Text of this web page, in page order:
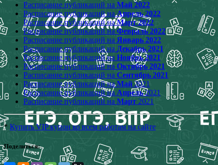
Расписание публикаций на Май 2022
Расписание публикаций наАпрель 2022
Расписание публикаций наМарт 2022
Расписание публикаций наФевраль 2022
Расписание публикаций на Январь 2022
Расписание публикаций на Декабрь 2021
Расписание публикаций на Ноябрь 2021
Расписание публикаций на Октябрь 2021
Расписание публикаций на Сентябрь 2021
Расписание публикаций наМай2021
Расписание публикаций на Апрель2021
Расписание публикаций на Март 2021
* Купить VIP купон ко всем работам на сайте
Поделиться: